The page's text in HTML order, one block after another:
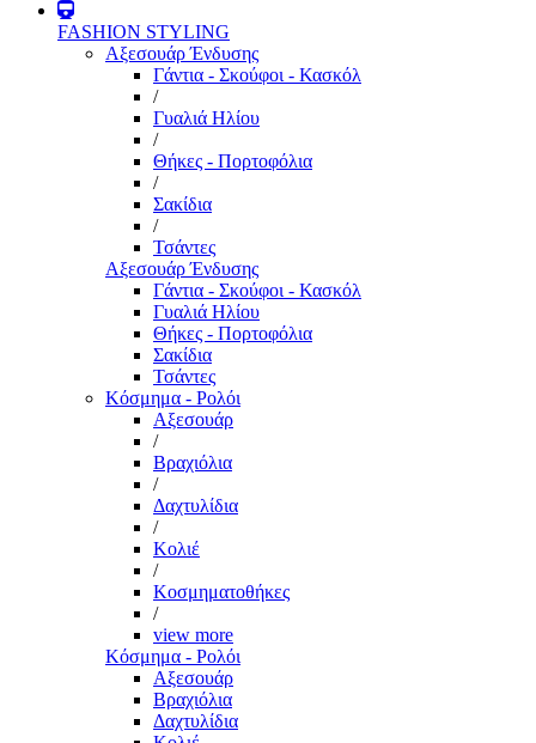
FASHION STYLING
Αξεσουάρ Ένδυσης
Γάντια - Σκούφοι - Κασκόλ
/
Γυαλιά Ηλίου
/
Θήκες - Πορτοφόλια
/
Σακίδια
/
Τσάντες
Αξεσουάρ Ένδυσης
Γάντια - Σκούφοι - Κασκόλ
Γυαλιά Ηλίου
Θήκες - Πορτοφόλια
Σακίδια
Τσάντες
Κόσμημα - Ρολόι
Αξεσουάρ
/
Βραχιόλια
/
Δαχτυλίδια
/
Κολιέ
/
Κοσμηματοθήκες
/
view more
Κόσμημα - Ρολόι
Αξεσουάρ
Βραχιόλια
Δαχτυλίδια